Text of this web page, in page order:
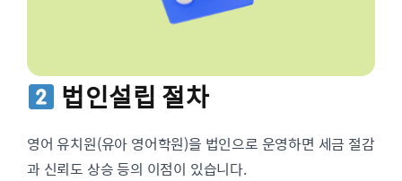
법인설립 절차
영어 유치원(유아 영어학원)을 법인으로 운영하면 세금 절감
과 신뢰도 상승 등의 이점이 있습니다.